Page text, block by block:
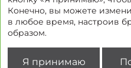
предоставления
лицам, организациям и
в России, S&P Global
рейтинги ряда
ПАО «Магнит».
Конечно, вы можете
в любое время, настроив
образом.
Я принимаю